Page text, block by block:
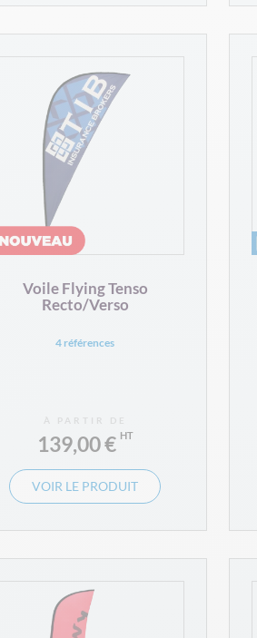
Voile Flying Tenso
Recto/Verso
4 références
À PARTIR DE
139,00 €
VOIR LE PRODUIT